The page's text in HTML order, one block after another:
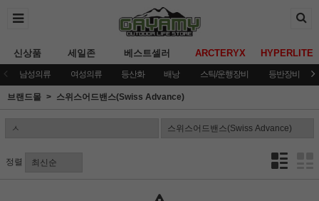
신상품 세일존 베스트셀러 ARCTERYX HYPERLITE
남성의류 여성의류 등산화 배낭 스틱/운행장비 등반장비
브랜드몰 스위스어드밴스(Swiss Advance)
정렬